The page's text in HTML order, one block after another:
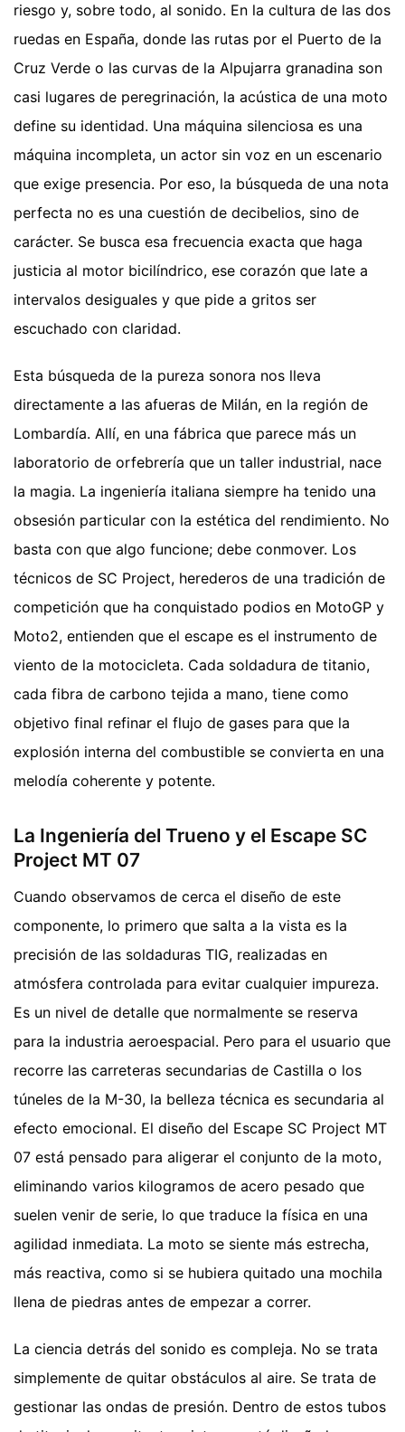
riesgo y, sobre todo, al sonido. En la cultura de las dos
ruedas en España, donde las rutas por el Puerto de la
Cruz Verde o las curvas de la Alpujarra granadina son
casi lugares de peregrinación, la acústica de una moto
define su identidad. Una máquina silenciosa es una
máquina incompleta, un actor sin voz en un escenario
que exige presencia. Por eso, la búsqueda de una nota
perfecta no es una cuestión de decibelios, sino de
carácter. Se busca esa frecuencia exacta que haga
justicia al motor bicilíndrico, ese corazón que late a
intervalos desiguales y que pide a gritos ser
escuchado con claridad.
Esta búsqueda de la pureza sonora nos lleva
directamente a las afueras de Milán, en la región de
Lombardía. Allí, en una fábrica que parece más un
laboratorio de orfebrería que un taller industrial, nace
la magia. La ingeniería italiana siempre ha tenido una
obsesión particular con la estética del rendimiento. No
basta con que algo funcione; debe conmover. Los
técnicos de SC Project, herederos de una tradición de
competición que ha conquistado podios en MotoGP y
Moto2, entienden que el escape es el instrumento de
viento de la motocicleta. Cada soldadura de titanio,
cada fibra de carbono tejida a mano, tiene como
objetivo final refinar el flujo de gases para que la
explosión interna del combustible se convierta en una
melodía coherente y potente.
La Ingeniería del Trueno y el Escape SC
Project MT 07
Cuando observamos de cerca el diseño de este
componente, lo primero que salta a la vista es la
precisión de las soldaduras TIG, realizadas en
atmósfera controlada para evitar cualquier impureza.
Es un nivel de detalle que normalmente se reserva
para la industria aeroespacial. Pero para el usuario que
recorre las carreteras secundarias de Castilla o los
túneles de la M-30, la belleza técnica es secundaria al
efecto emocional. El diseño del Escape SC Project MT
07 está pensado para aligerar el conjunto de la moto,
eliminando varios kilogramos de acero pesado que
suelen venir de serie, lo que traduce la física en una
agilidad inmediata. La moto se siente más estrecha,
más reactiva, como si se hubiera quitado una mochila
llena de piedras antes de empezar a correr.
La ciencia detrás del sonido es compleja. No se trata
simplemente de quitar obstáculos al aire. Se trata de
gestionar las ondas de presión. Dentro de estos tubos